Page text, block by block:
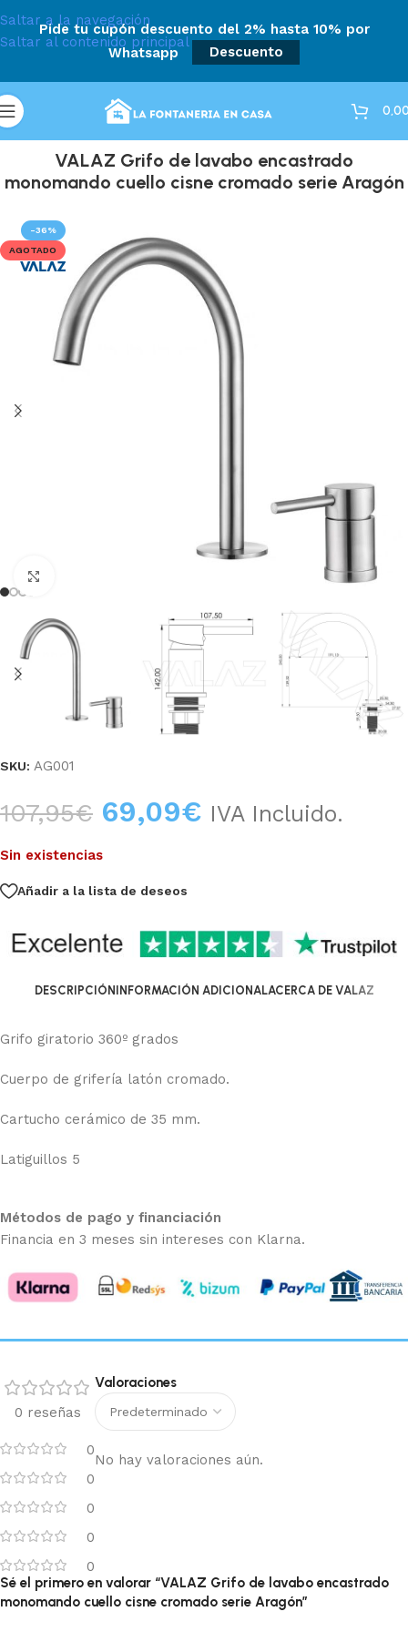
Saltar a la navegación
Saltar al contenido principal
Pide tu cupón descuento del 2% hasta 10% por
Whatsapp
Descuento
VALAZ Grifo de lavabo encastrado
monomando cuello cisne cromado serie Aragón
-36%
AGOTADO
SKU: AG001
107,95€ 69,09€ IVA Incluido.
Sin existencias
Añadir a la lista de deseos
DESCRIPCIÓN INFORMACIÓN ADICIONALACERCA DE VALAZ
Grifo giratorio 360º grados
Cuerpo de grifería latón cromado.
Cartucho cerámico de 35 mm.
Latiguillos 5
Métodos de pago y financiación
Financia en 3 meses sin intereses con Klarna.
0 reseñas
0
0
0
0
0
Valoraciones
No hay valoraciones aún.
Sé el primero en valorar “VALAZ Grifo de lavabo encastrado
monomando cuello cisne cromado serie Aragón”